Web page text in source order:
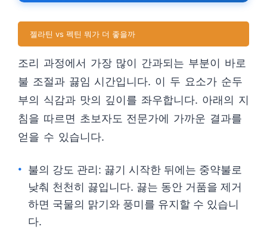
젤라틴 vs 펙틴 뭐가 더 좋을까
조리 과정에서 가장 많이 간과되는 부분이 바로
불 조절과 끓임 시간입니다. 이 두 요소가 순두
부의 식감과 맛의 깊이를 좌우합니다. 아래의 지
침을 따르면 초보자도 전문가에 가까운 결과를
얻을 수 있습니다.
불의 강도 관리: 끓기 시작한 뒤에는 중약불로
낮춰 천천히 끓입니다. 끓는 동안 거품을 제거
하면 국물의 맑기와 풍미를 유지할 수 있습니
다.